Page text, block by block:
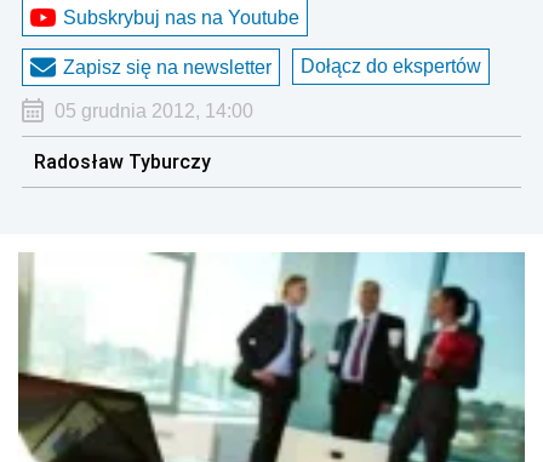
Subskrybuj nas na Youtube
Zapisz się na newsletter Dołącz do ekspertów
05 grudnia 2012, 14:00
Radosław Tyburczy